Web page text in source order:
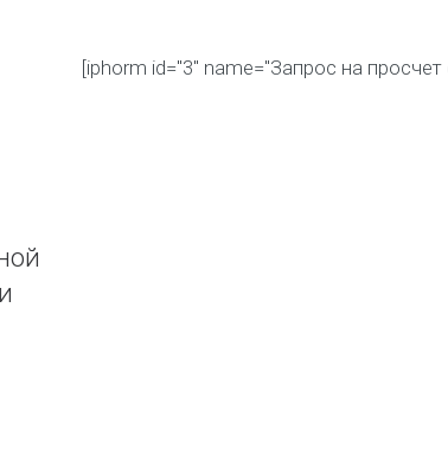
[iphorm id="3" name="Запрос на просчет